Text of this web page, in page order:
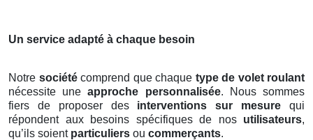
Un service adapté à chaque besoin
Notre sociétécomprend que chaque type de volet roulant
nécessite uneapproche personnalisée. Nous sommes
fiers de proposer des interventions sur mesure qui
répondent aux besoins spécifiques de nos utilisateurs,
qu’ils soient particuliers ou commerçants.